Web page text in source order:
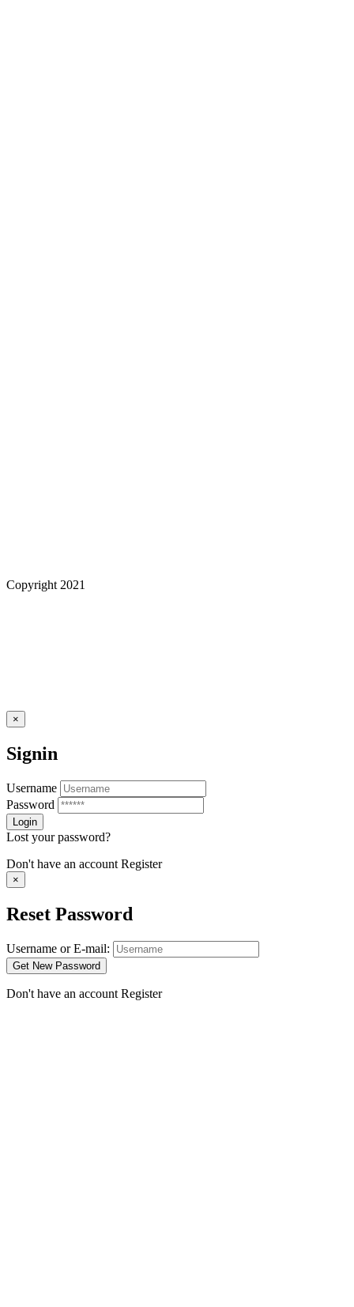
Copyright 2021
×
Signin
Username
Password
Lost your password?
Don't have an account Register
×
Reset Password
Username or E-mail:
Don't have an account Register